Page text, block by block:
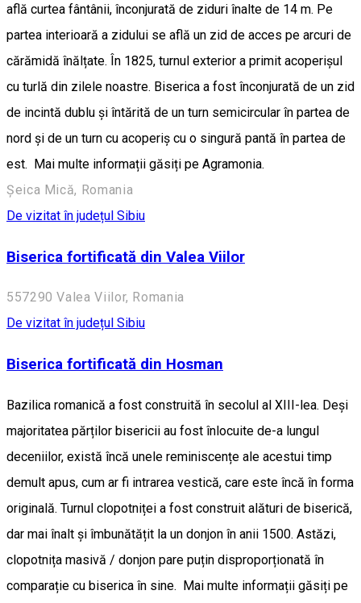
află curtea fântânii, înconjurată de ziduri înalte de 14 m. Pe
partea interioară a zidului se află un zid de acces pe arcuri de
cărămidă înălțate. În 1825, turnul exterior a primit acoperișul
cu turlă din zilele noastre. Biserica a fost înconjurată de un zid
de incintă dublu și întărită de un turn semicircular în partea de
nord și de un turn cu acoperiș cu o singură pantă în partea de
est. Mai multe informații găsiți pe Agramonia.
Șeica Mică, Romania
De vizitat în județul Sibiu
Biserica fortificată din Valea Viilor
557290 Valea Viilor, Romania
De vizitat în județul Sibiu
Biserica fortificată din Hosman
Bazilica romanică a fost construită în secolul al XIII-lea. Deși
majoritatea părților bisericii au fost înlocuite de-a lungul
deceniilor, există încă unele reminiscențe ale acestui timp
demult apus, cum ar fi intrarea vestică, care este încă în forma
originală. Turnul clopotniței a fost construit alături de biserică,
dar mai înalt și îmbunătățit la un donjon în anii 1500. Astăzi,
clopotnița masivă / donjon pare puțin disproporționată în
comparație cu biserica în sine. Mai multe informații găsiți pe